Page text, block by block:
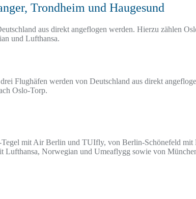
Trondheim und Haugesund
aus direkt angeflogen werden. Hierzu zählen
und Lufthansa.
Flughäfen werden von Deutschland aus direkt
Oslo-Torp.
mit Air Berlin und TUIfly, von Berlin-Schönefeld
Norwegian und Umeaflygg sowie von